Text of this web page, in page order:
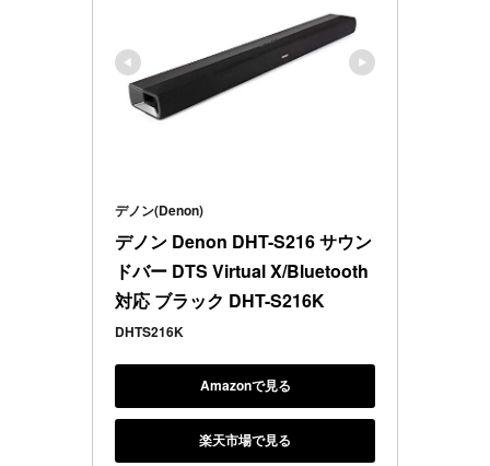
デノン(Denon)
デノン Denon DHT-S216 サウン
ドバー DTS Virtual X/Bluetooth
対応 ブラック DHT-S216K
DHTS216K
Amazonで見る
楽天市場で見る